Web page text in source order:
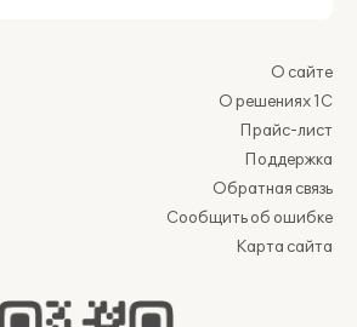
О сайте
О решениях 1С
Прайс-лист
Поддержка
Обратная связь
Сообщить об ошибке
Карта сайта